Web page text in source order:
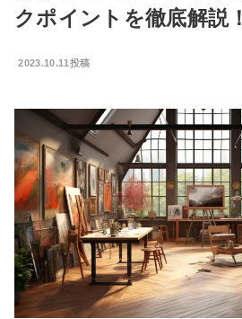
クポイントを徹底解説！
2023.10.11投稿